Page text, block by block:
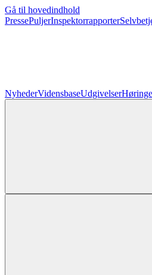
Gå til hovedindhold
PressePuljerInspektorrapporter
NyhederVidensbaseUdgivelser